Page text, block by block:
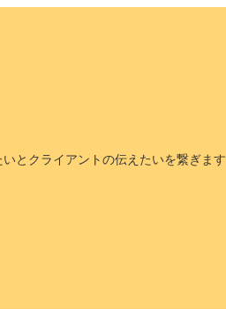
とクライアントの伝えたいを繋ぎます